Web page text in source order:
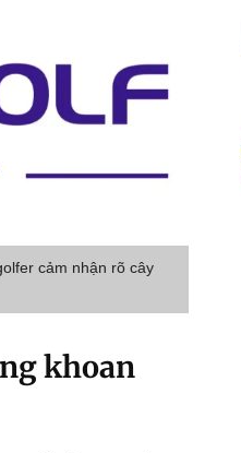
cảm nhận rõ cây
khoan